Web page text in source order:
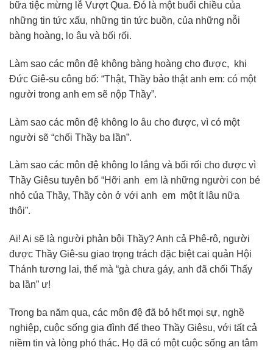
bữa tiệc mừng lễ Vượt Qua. Đó là một buổi chiều của
những tin tức xấu, những tin tức buồn, của những nỗi
bàng hoàng, lo âu và bối rối.
Làm sao các môn đệ không bàng hoàng cho được, khi
Đức Giê-su công bố: “Thật, Thầy bảo thật anh em: có một
người trong anh em sẽ nộp Thầy”.
Làm sao các môn đệ không lo âu cho được, vì có một
người sẽ “chối Thầy ba lần”.
Làm sao các môn đệ không lo lắng và bối rối cho được vì
Thầy Giêsu tuyên bố “Hỡi anh em là những người con bé
nhỏ của Thầy, Thầy còn ở với anh em một ít lâu nữa
thôi”.
Ai! Ai sẽ là người phản bội Thầy? Anh cả Phê-rô, người
được Thầy Giê-su giao trọng trách đặc biệt cai quản Hội
Thánh tương lai, thế mà “gà chưa gáy, anh đã chối Thấy
ba lần” ư!
Trong ba năm qua, các môn đệ đã bỏ hết mọi sự, nghề
nghiệp, cuộc sống gia đình để theo Thầy Giêsu, với tất cả
niềm tin và lòng phó thác. Họ đã có một cuộc sống an tâm